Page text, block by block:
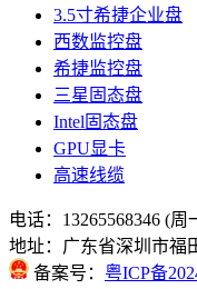
3.5寸希捷企业盘
西数监控盘
希捷监控盘
三星固态盘
Intel固态盘
GPU显卡
高速线缆
电话：13265568346 (
地址：广东省深圳市福
备案号： 粤ICP备